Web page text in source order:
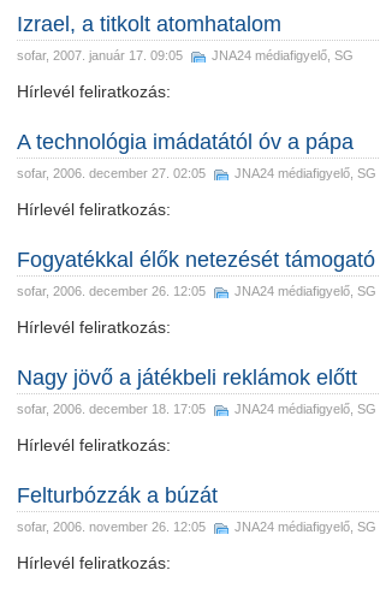
Izrael, a titkolt atomhatalom
sofar, 2007. január 17. 09:05 JNA24 médiafigyelő SG
Hírlevél feliratkozás:
A technológia imádatától óv a pápa
sofar, 2006. december 27. 02:05 JNA24 médiafigyelő SG
Hírlevél feliratkozás:
Fogyatékkal élők netezését
sofar, 2006. december 26. 12:05 JNA24 médiafigyelő SG
Hírlevél feliratkozás:
Nagy jövő a játékbeli reklámok előtt
sofar, 2006. december 18. 17:05 JNA24 médiafigyelő SG
Hírlevél feliratkozás:
Felturbózzák a búzát
sofar, 2006. november 26. 12:05 JNA24 médiafigyelő SG
Hírlevél feliratkozás: